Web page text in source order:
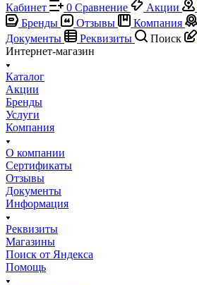
Кабинет
0 Сравнение Акции
Бренды
Отзывы Компания
Документы
Реквизиты Поиск
Интернет-магазин
Каталог
Акции
Бренды
Услуги
Компания
О компании
Сертификаты
Отзывы
Документы
Информация
Реквизиты
Магазины
Поиск от Яндекса
Помощь